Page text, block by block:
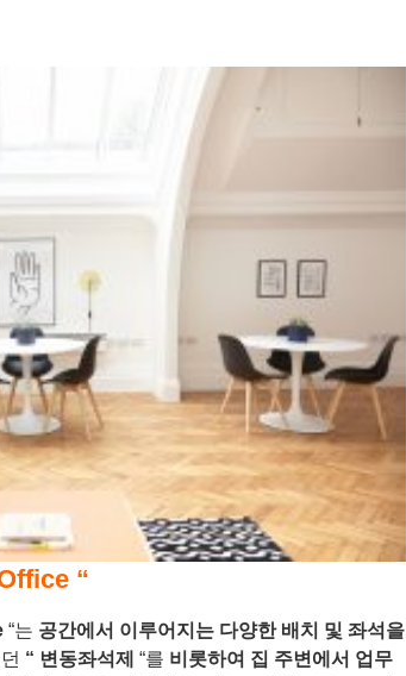
“
“는 공간에서 이루어지는 다양한 배치 및 좌석을
“ 변동좌석제 “를 비롯하여 집 주변에서 업무